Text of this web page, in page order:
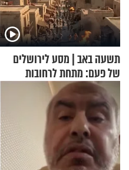
תשעה באב | מסע לירושלים
של פעם: מתחת לרחובות
ירושלים